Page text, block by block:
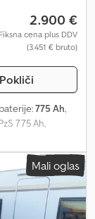
2.900 €
Fiksna cena plus DDV
(3.451 € bruto)
Pokliči
775 Ah,
775 Ah,
A baterijski
vozila: MRC
baterija v
z elektrolitsko
Mali oglas